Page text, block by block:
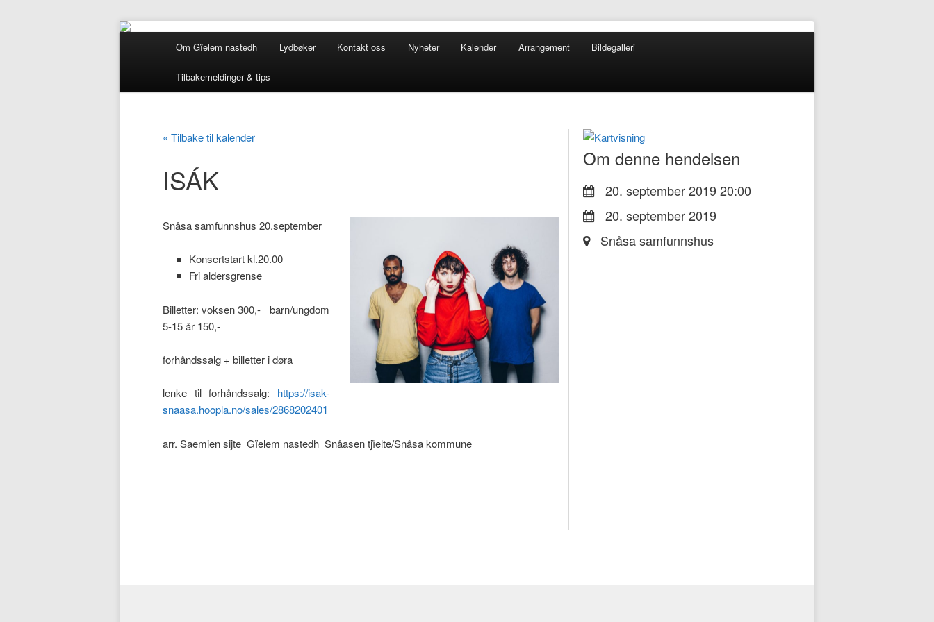
Gå
direkte
Gå
direkte
Om Gïelem nastedh Lydbøker Kontakt oss Nyheter Kalender Arrangement Bildegalleri
Tilbakemeldinger & tips
« Tilbake til kalender
ISÁK
Snåsa samfunnshus 20.september
Konsertstart kl.20.00
Fri aldersgrense
Billetter: voksen 300,- barn/ungdom
5-15 år 150,-
forhåndssalg + billetter i døra
lenke til forhåndssalg: https://isak-
snaasa.hoopla.no/sales/2868202401
arr. Saemien sijte Gïelem nastedh Snåasen tjïelte/Snåsa kommune
Om denne hendelsen
20. september 2019 20:00
20. september 2019
Snåsa samfunnshus